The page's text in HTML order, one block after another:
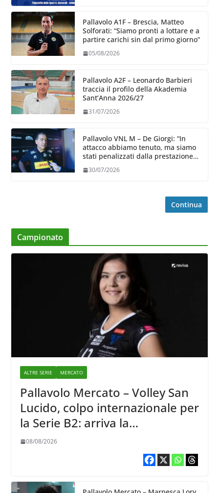
Pallavolo A1F – Brescia, Matteo
Solforati: “Siamo pronti a lottare e a
partire carichi sin dal primo giorno”
05/08/2026
Pallavolo A2F – Leonardo Barbieri
traccia il profilo della Akademia
Sant’Anna 2026/27
31/07/2026
Pallavolo VNL M – De Giorgi: “In
attacco abbiamo tenuto, ma siamo
stati penalizzati dalla prestazione
30/07/2026
Continua
Campionato
ALTRE SERIE MERCATO
Pallavolo Mercato – Volley San
Lucido, colpo internazionale per
la Serie B2: arriva la
schiacciatrice lettone Kristine
08/08/2026